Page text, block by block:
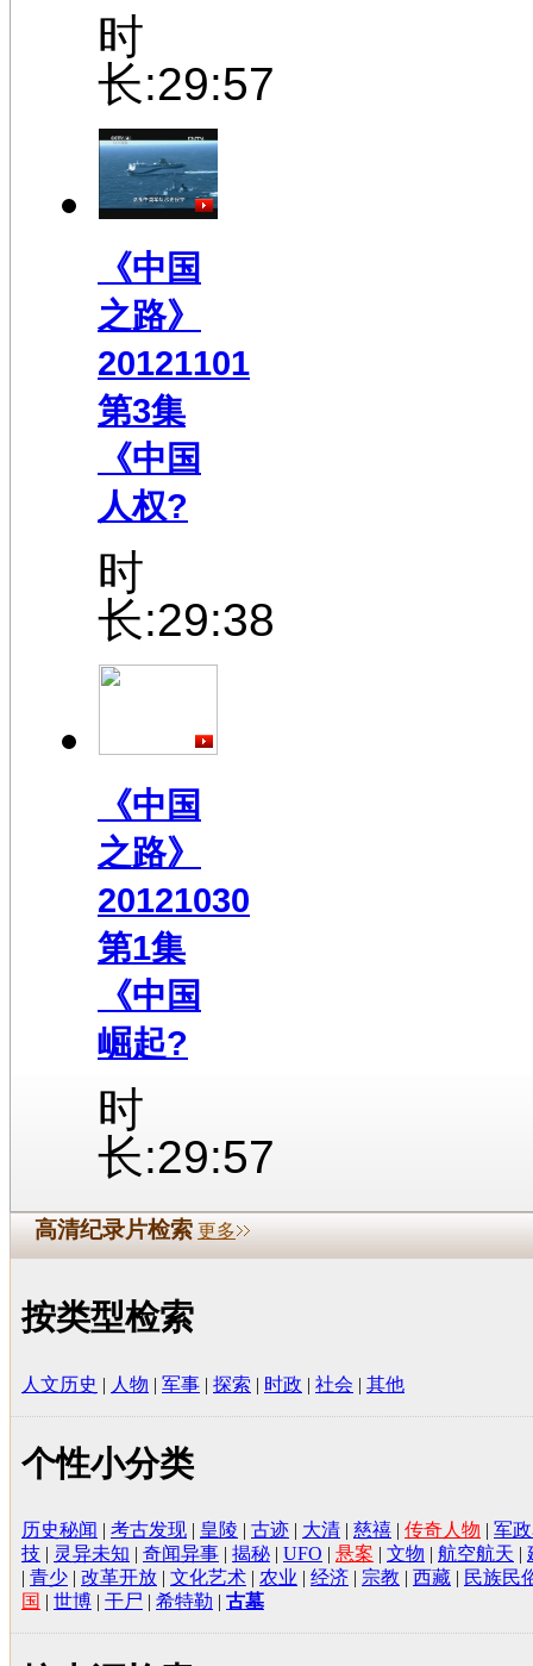
时
长:29:57
《中国
之路》
20121101
第3集
《中国
人权?
时
长:29:38
《中国
之路》
20121030
第1集
《中国
崛起?
时
长:29:57
高清纪录片检索 更多
按类型检索
人文历史 | 人物 | 军事 | 探索 | 时政 | 社会 | 其他
个性小分类
历史秘闻 | 考古发现 | 皇陵 | 古迹 | 大清 | 慈禧 | 传奇人物 | 军
技 | 灵异未知 | 奇闻异事 | 揭秘 | UFO | 悬案 | 文物 | 航空航天 |
| 青少 | 改革开放 | 文化艺术 | 农业 | 经济 | 宗教 | 西藏 | 民族民
国 | 世博 | 干尸 | 希特勒 | 古墓